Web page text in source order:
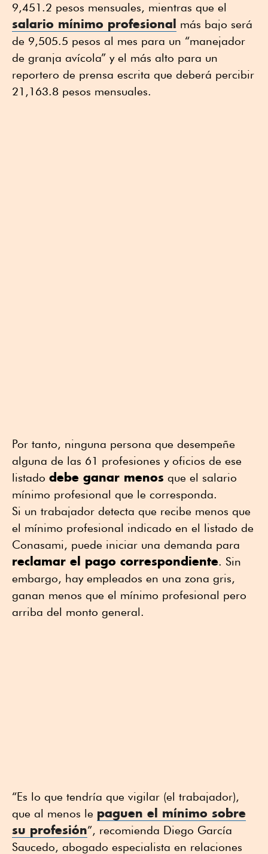
9,451.2 pesos mensuales, mientras que el
salario mínimo profesional
más bajo será
de 9,505.5 pesos al mes para un “manejador
de granja avícola” y el más alto para un
reportero de prensa escrita que deberá percibir
21,163.8 pesos mensuales.
Por tanto, ninguna persona que desempeñe
alguna de las 61 profesiones y oficios de ese
listado debe ganar menos que el salario
mínimo profesional que le corresponda.
Si un trabajador detecta que recibe menos que
el mínimo profesional indicado en el listado de
Conasami, puede iniciar una demanda para
reclamar el pago correspondiente. Sin
embargo, hay empleados en una zona gris,
ganan menos que el mínimo profesional pero
arriba del monto general.
“Es lo que tendría que vigilar (el trabajador),
que al menos le paguen el mínimo sobre
su profesión”, recomienda Diego García
Saucedo, abogado especialista en relaciones